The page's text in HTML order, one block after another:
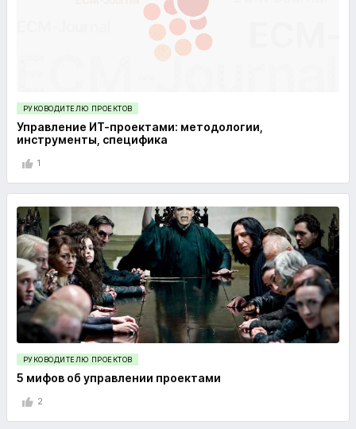
РУКОВОДИТЕЛЮ ПРОЕКТОВ
Управление ИТ-проектами: методологии,
инструменты, специфика
1
РУКОВОДИТЕЛЮ ПРОЕКТОВ
5 мифов об управлении проектами
2